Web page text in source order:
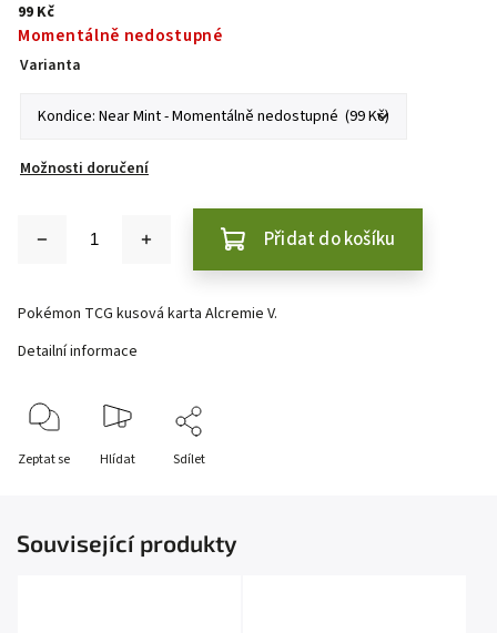
99 Kč
Momentálně nedostupné
Varianta
Možnosti doručení
Přidat do košíku
Pokémon TCG kusová karta Alcremie V.
Detailní informace
Zeptat se Hlídat Sdílet
Související produkty